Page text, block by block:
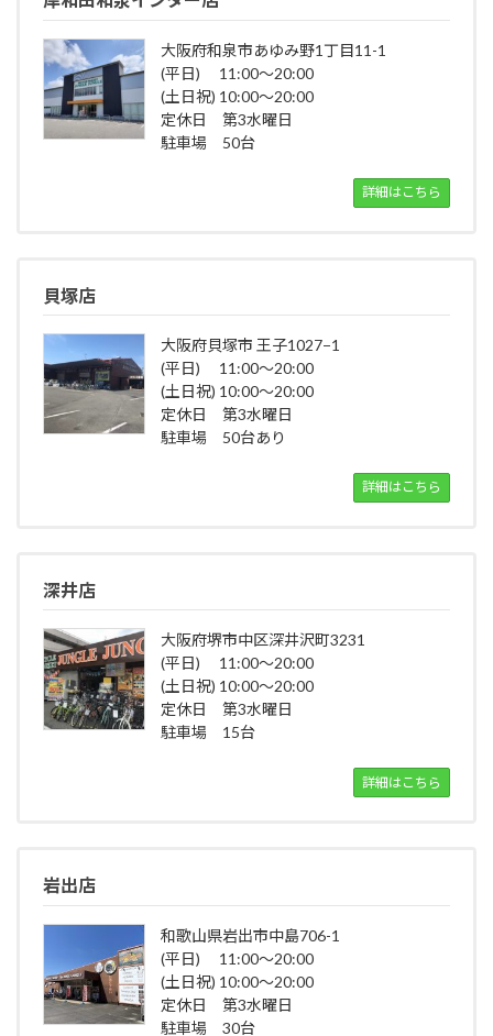
大阪府和泉市あゆみ野1丁目11-1
(平日) 11:00～20:00
(土日祝) 10:00～20:00
定休日 第3水曜日
駐車場 50台
詳細はこちら
貝塚店
大阪府貝塚市 王子1027−1
(平日) 11:00～20:00
(土日祝) 10:00～20:00
定休日 第3水曜日
駐車場 50台あり
詳細はこちら
深井店
大阪府堺市中区深井沢町3231
(平日) 11:00～20:00
(土日祝) 10:00～20:00
定休日 第3水曜日
駐車場 15台
詳細はこちら
岩出店
和歌山県岩出市中島706-1
(平日) 11:00～20:00
(土日祝) 10:00～20:00
定休日 第3水曜日
駐車場 30台